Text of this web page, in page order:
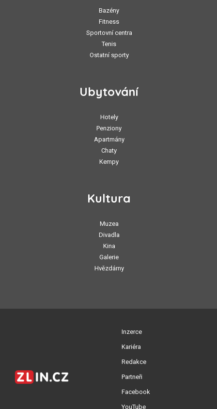
Bazény
Fitness
Sportovní centra
Tenis
Ostatní sporty
Ubytování
Hotely
Penziony
Apartmány
Chaty
Kempy
Kultura
Muzea
Divadla
Kina
Galerie
Hvězdárny
Inzerce
Kariéra
Redakce
Partneři
Facebook
YouTube